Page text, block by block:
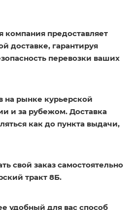
компания предоставляет
доставке, гарантируя
перевозки ваших
на рынке курьерской
и за рубежом. Доставка
как до пункта выдачи,
свой заказ самостоятельно
тракт 8Б.
удобный для вас способ